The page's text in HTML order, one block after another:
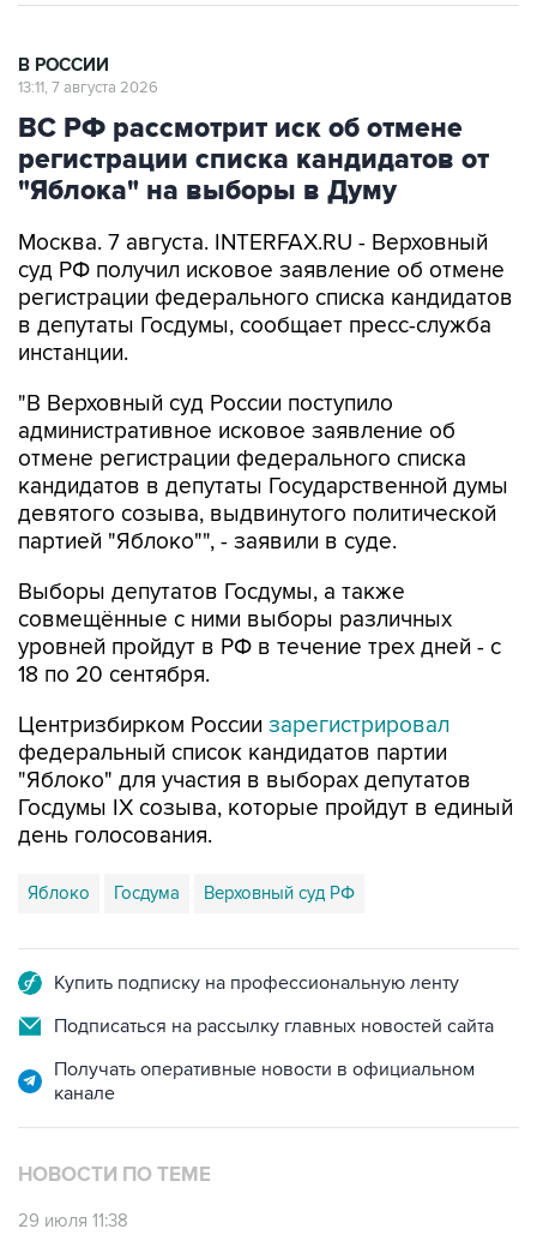
В РОССИИ
13:11, 7 августа 2026
ВС РФ рассмотрит иск об отмене
регистрации списка кандидатов от
"Яблока" на выборы в Думу
Москва. 7 августа. INTERFAX.RU - Верховный
суд РФ получил исковое заявление об отмене
регистрации федерального списка кандидатов
в депутаты Госдумы, сообщает пресс-служба
инстанции.
"В Верховный суд России поступило
административное исковое заявление об
отмене регистрации федерального списка
кандидатов в депутаты Государственной думы
девятого созыва, выдвинутого политической
партией "Яблоко"", - заявили в суде.
Выборы депутатов Госдумы, а также
совмещённые с ними выборы различных
уровней пройдут в РФ в течение трех дней - с
18 по 20 сентября.
Центризбирком России зарегистрировал
федеральный список кандидатов партии
"Яблоко" для участия в выборах депутатов
Госдумы IX созыва, которые пройдут в единый
день голосования.
Яблоко Госдума Верховный суд РФ
Купить подписку на профессиональную ленту
Подписаться на рассылку главных новостей сайта
Получать оперативные новости в официальном
канале
НОВОСТИ ПО ТЕМЕ
29 июля 11:38